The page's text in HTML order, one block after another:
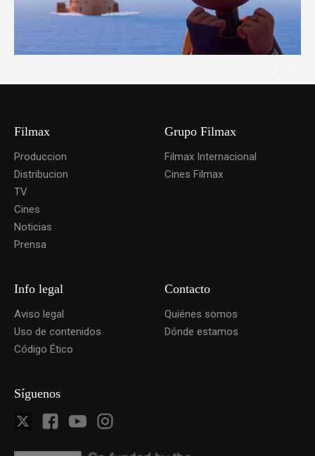
Filmax
Produccion
Distribucion
TV
Cines
Noticias
Prensa
Grupo Filmax
Filmax Internacional
Cines Filmax
Info legal
Aviso legal
Uso de contenidos
Código Ético
Contacto
Quiénes somos
Dónde estamos
Síguenos